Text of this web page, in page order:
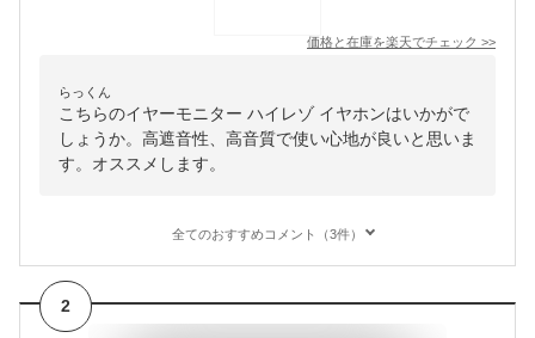
価格と在庫を楽天でチェック >>
らっくん
こちらのイヤーモニター ハイレゾ イヤホンはいかがで
しょうか。高遮音性、高音質で使い心地が良いと思いま
す。オススメします。
全てのおすすめコメント（3件）
2